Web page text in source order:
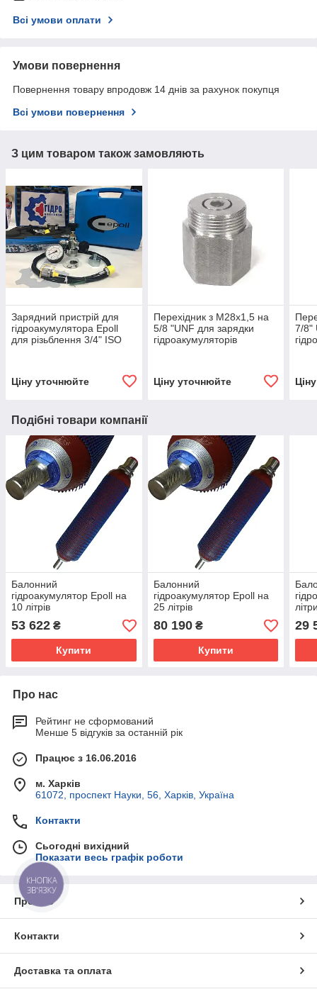
Всі умови оплати
Умови повернення
Повернення товару впродовж 14 днів за рахунок покупця
Всі умови повернення
З цим товаром також замовляють
Зарядний пристрій для
гідроакумулятора Epoll
для різьблення 3/4" ISO
Ціну уточнюйте
Перехідник з М28х1,5 на
5/8 "UNF для зарядки
гідроакумуляторів
Ціну уточнюйте
7/8"
Подібні товари компанії
Балонний
гідроакумулятор Epoll на
10 літрів
53 622 ₴
Купити
Балонний
гідроакумулятор Epoll на
25 літрів
80 190₴
Купити
29
Про нас
Рейтинг не сформований
Менше 5 відгуків за останній рік
Працює з 16.06.2016
м. Харків
61072, проспект Науки, 56, Харків, Україна
Контакти
Сьогодні вихідний
Показати весь графік роботи
Про нас
Контакти
Доставка та оплата
КНОПКА
ЗВ'ЯЗКУ